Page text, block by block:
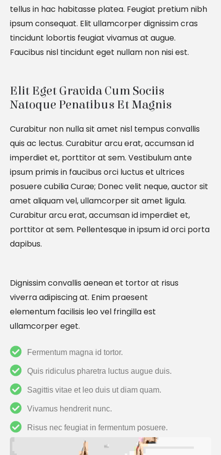
tellus in hac habitasse platea. Feugiat pretium nibh
ipsum consequat. Elit ullamcorper dignissim cras
tincidunt lobortis feugiat vivamus at augue.
Faucibus nisl tincidunt eget nullam non nisi est.
Elit Eget Gravida Cum Sociis
Natoque Penatibus Et Magnis
Curabitur non nulla sit amet nisl tempus convallis
quis ac lectus. Curabitur arcu erat, accumsan id
imperdiet et, porttitor at sem. Vestibulum ante
ipsum primis in faucibus orci luctus et ultrices
posuere cubilia Curae; Donec velit neque, auctor sit
amet aliquam vel, ullamcorper sit amet ligula.
Curabitur arcu erat, accumsan id imperdiet et,
porttitor at sem. Pellentesque in ipsum id orci porta
dapibus.
Dignissim convallis aenean et tortor at risus
viverra adipiscing at. Enim praesent
elementum facilisis leo vel fringilla est
ullamcorper eget.
Fermentum magna id tortor.
Quis ridiculus pharetra luctus augue duis.
Sagittis vitae et leo duis ut diam quam.
Vivamus hendrerit nunc.
Risus nec feugiat in fermentum posuere.